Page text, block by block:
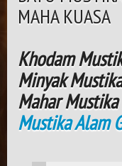
MAHA KUASA
Khodam
Minyak
Mahar
Mustika Alam